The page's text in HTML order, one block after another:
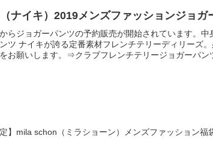
ナイキ）2019メンズファッションジョガ
らジョガーパンツの予約販売が開始されています。中
ツ ナイキが誇る定番素材フレンチテリーディリーズ
お願いします。⇒クラブフレンチテリージョガーパン
定】mila schon（ミラショーン）メンズファッション福